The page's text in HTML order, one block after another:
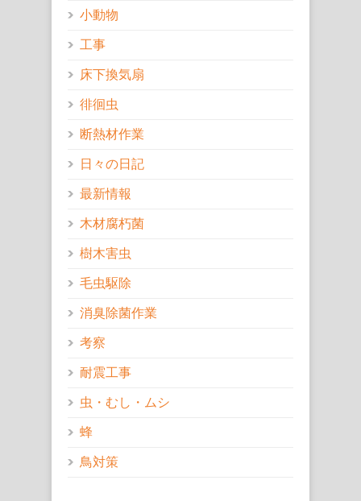
小動物
工事
床下換気扇
徘徊虫
断熱材作業
日々の日記
最新情報
木材腐朽菌
樹木害虫
毛虫駆除
消臭除菌作業
考察
耐震工事
虫・むし・ムシ
蜂
鳥対策